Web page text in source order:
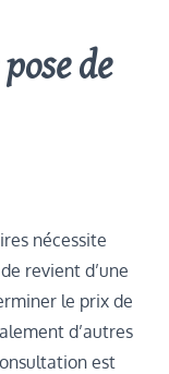
de
nécessite
revient d’une
le prix de
d’autres
est